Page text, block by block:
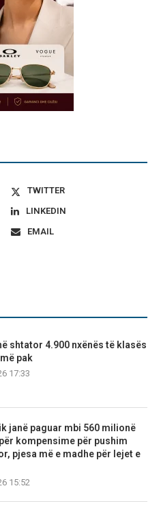
TWITTER
LINKEDIN
EMAIL
shtator 4.900 nxënës të klasës
pak
17:33
janë paguar mbi 560 milionë
kompensime për pushim
pjesa më e madhe për lejet e
15:52